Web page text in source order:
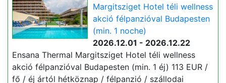
Margitsziget Hotel téli wellness
akció félpanzióval Budapesten
(min. 1 noche)
2026.12.01 - 2026.12.22
Ensana Thermal Margitsziget Hotel téli wellness
akció félpanzióval Budapesten (min. 1 éj) 113 EUR /
fő / éj ártól hétköznap / félpanzió / szállodai